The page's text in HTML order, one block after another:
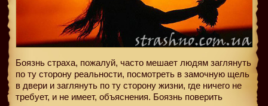
Боязнь страха, пожалуй, часто мешает людям заглянуть
по ту сторону реальности, посмотреть в замочную щель
в двери и заглянуть по ту сторону жизни, где ничего не
требует, и не имеет, объяснения. Боязнь поверить